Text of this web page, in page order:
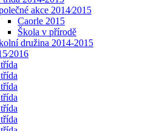
akce 2014⁄2015
Caorle 2015
Škola v přírodě
družina 2014-2015